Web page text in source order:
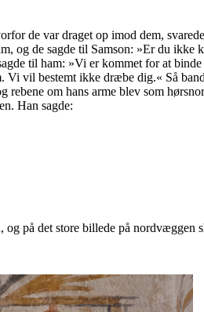
de var draget op imod dem,
og de sagde til Samson: »Er du ikke
til ham: »Vi er kommet for at
vil bestemt ikke dræbe dig.« Så
om hans arme blev som
Han sagde:
på det store billede på nordvæggen